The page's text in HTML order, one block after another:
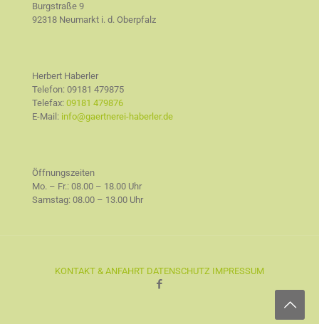
Burgstraße 9
92318 Neumarkt i. d. Oberpfalz
Herbert Haberler
Telefon: 09181 479875
Telefax: 09181 479876
E-Mail: info@gaertnerei-haberler.de
Öffnungszeiten
Mo. – Fr.: 08.00 – 18.00 Uhr
Samstag: 08.00 – 13.00 Uhr
KONTAKT & ANFAHRT DATENSCHUTZ IMPRESSUM